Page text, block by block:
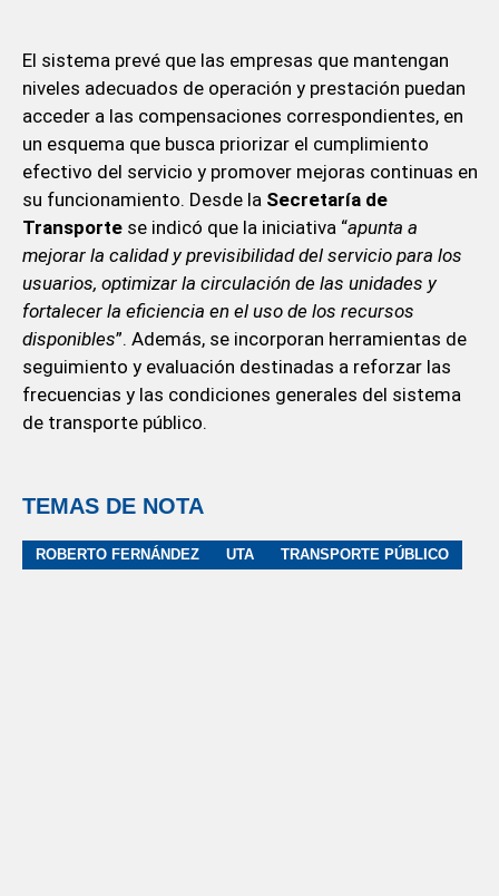
El sistema prevé que las empresas que mantengan
niveles adecuados de operación y prestación puedan
acceder a las compensaciones correspondientes, en
un esquema que busca priorizar el cumplimiento
efectivo del servicio y promover mejoras continuas en
su funcionamiento. Desde la Secretaría de
Transportese indicó que la iniciativa “apunta a
mejorar la calidad y previsibilidad del servicio para los
usuarios, optimizar la circulación de las unidades y
fortalecer la eficiencia en el uso de los recursos
disponibles”. Además, se incorporan herramientas de
seguimiento y evaluación destinadas a reforzar las
frecuencias y las condiciones generales del sistema
de transporte público.
TEMAS DE NOTA
ROBERTO FERNÁNDEZ UTA TRANSPORTE PÚBLICO